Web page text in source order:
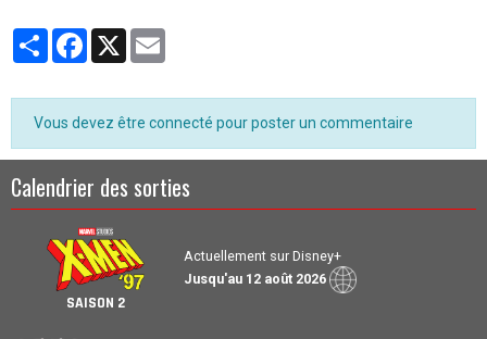
PartagerFacebook
X
Vous devez être connecté pour poster un commentaire
Calendrier des sorties
SAISON 2
Actuellement sur Disney+
Jusqu'au 12 août 2026